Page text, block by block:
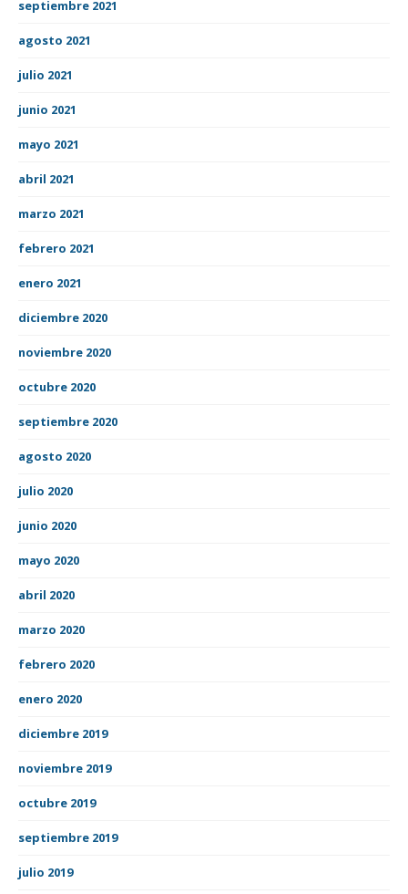
septiembre 2021
agosto 2021
julio 2021
junio 2021
mayo 2021
abril 2021
marzo 2021
febrero 2021
enero 2021
diciembre 2020
noviembre 2020
octubre 2020
septiembre 2020
agosto 2020
julio 2020
junio 2020
mayo 2020
abril 2020
marzo 2020
febrero 2020
enero 2020
diciembre 2019
noviembre 2019
octubre 2019
septiembre 2019
julio 2019